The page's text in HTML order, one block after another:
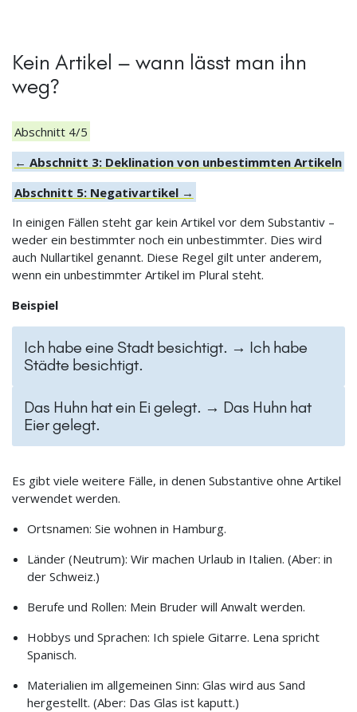
Kein Artikel – wann lässt man ihn
weg?
Abschnitt 4/5
← Abschnitt 3: Deklination von unbestimmten Artikeln
Abschnitt 5: Negativartikel →
In einigen Fällen steht gar kein Artikel vor dem Substantiv –
weder ein bestimmter noch ein unbestimmter. Dies wird
auch Nullartikel genannt. Diese Regel gilt unter anderem,
wenn ein unbestimmter Artikel im Plural steht.
Beispiel
Ich habe eine Stadt besichtigt. → Ich habe
Städte besichtigt.
Das Huhn hat ein Ei gelegt. → Das Huhn hat
Eier gelegt.
Es gibt viele weitere Fälle, in denen Substantive ohne Artikel
verwendet werden.
Ortsnamen: Sie wohnen in Hamburg.
Länder (Neutrum): Wir machen Urlaub in Italien. (Aber: in
der Schweiz.)
Berufe und Rollen: Mein Bruder will Anwalt werden.
Hobbys und Sprachen: Ich spiele Gitarre. Lena spricht
Spanisch.
Materialien im allgemeinen Sinn: Glas wird aus Sand
hergestellt. (Aber: Das Glas ist kaputt.)